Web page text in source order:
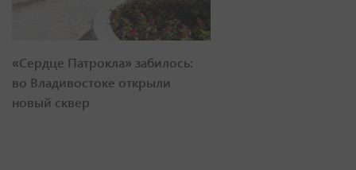
«Сердце Патрокла» забилось:
во Владивостоке открыли
новый сквер